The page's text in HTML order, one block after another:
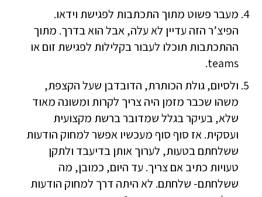
מעבר פשוט מתוך התכתבות לפגישת וידאו.
הפיצ’ר הזה עדיין לא עלה, אבל הוא בדרך. מתוך
ההתכתבות תוכלו לעבור בקלילות לפגישת זום או
teams.
ולסיום, גולת הכותרת, הדובדבן שעל הקצפת,
משהו שכבר מזמן היה צריך לקרות ומשונה מאוד
שלא, בעיקר בגלל שמדובר ברשת מקצועית
ועסקית. אז סוף סוף מעכשיו אפשר למחוק הודעות
ששלחתם בטעות, לערוך אותן בדיעבד ולתקן
טעויות כתיב אם צריך. עד היום, כמובן, מה
ששלחתם- שלחתם. לא היתה דרך למחוק הודעות